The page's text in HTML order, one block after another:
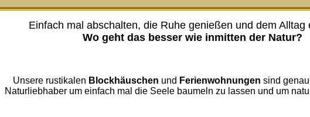
Einfach mal abschalten, die Ruhe genießen und dem Alltag
Wo geht das besser wie inmitten der Natur?
Unsere rustikalen Blockhäuschen und Ferienwohnungen sind
Naturliebhaber um einfach mal die Seele baumeln zu lassen und um